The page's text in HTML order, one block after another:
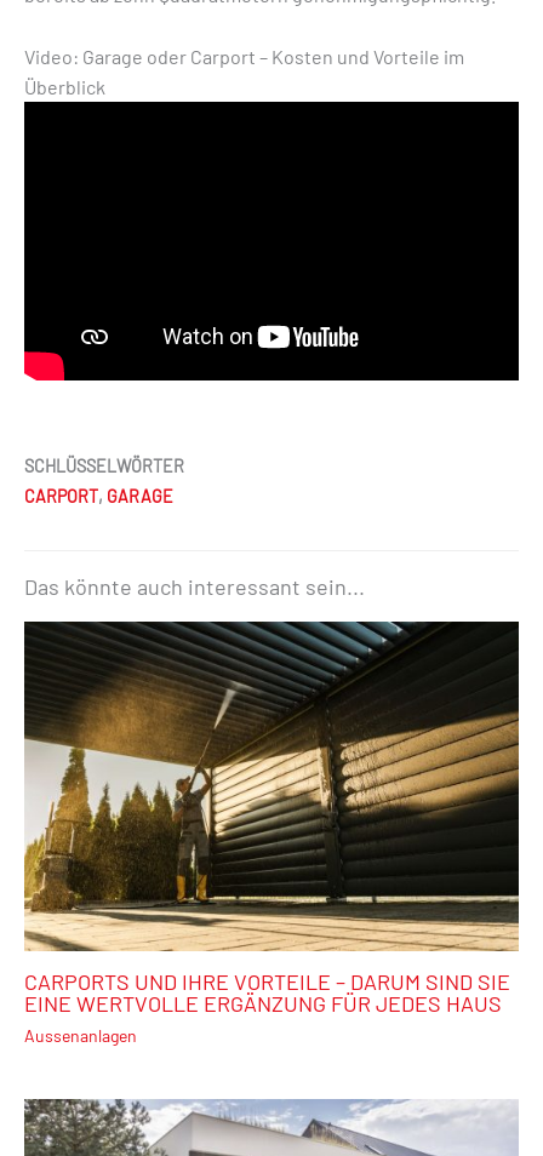
Video: Garage oder Carport – Kosten und Vorteile im
Überblick
SCHLÜSSELWÖRTER
CARPORT, GARAGE
Das könnte auch interessant sein...
CARPORTS UND IHRE VORTEILE – DARUM SIND SIE
EINE WERTVOLLE ERGÄNZUNG FÜR JEDES HAUS
Aussenanlagen